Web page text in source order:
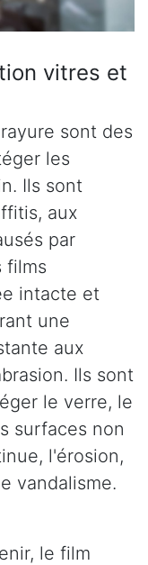
vitres et
sont des
les
Ils sont
aux
par
films
intacte et
une
aux
Ils sont
le verre, le
surfaces non
l'érosion,
vandalisme.
le film